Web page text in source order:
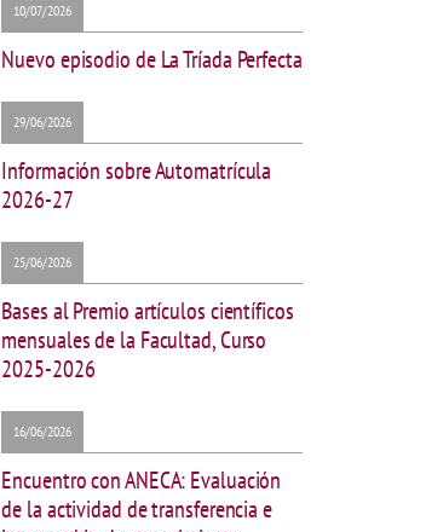
10/07/2026
Nuevo episodio de La Tríada Perfecta
29/06/2026
Información sobre Automatrícula
2026-27
25/06/2026
Bases al Premio artículos científicos
mensuales de la Facultad, Curso
2025-2026
16/06/2026
Encuentro con ANECA: Evaluación
de la actividad de transferencia e